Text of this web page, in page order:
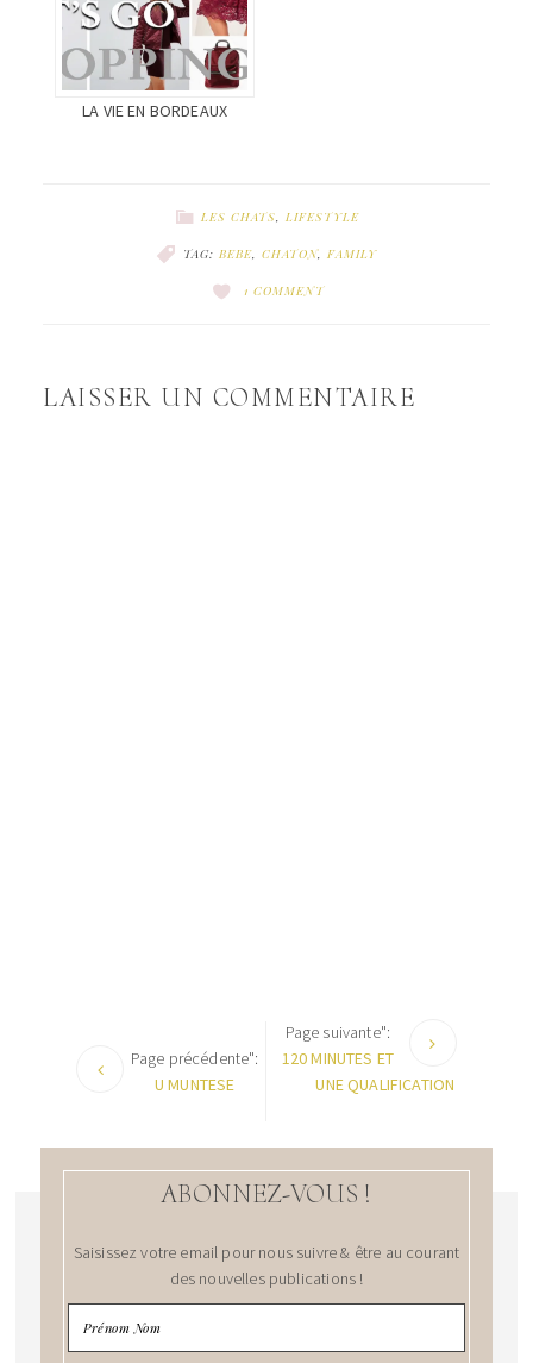
LA VIE EN BORDEAUX
LES CHATS, LIFESTYLE
TAG: BEBE, CHATON, FAMILY
1 COMMENT
LAISSER UN COMMENTAIRE
Page précédente":
U MUNTESE
Page suivante":
120 MINUTES ET
UNE QUALIFICATION
ABONNEZ-VOUS !
Saisissez votre email pour nous suivre & être au courant
des nouvelles publications !